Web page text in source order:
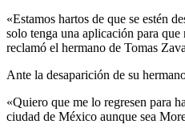
«Estamos hartos de que se estén
solo tenga una aplicación para
reclamó el hermano de Tomas
Ante la desaparición de su
«Quiero que me lo regresen para
ciudad de México aunque sea